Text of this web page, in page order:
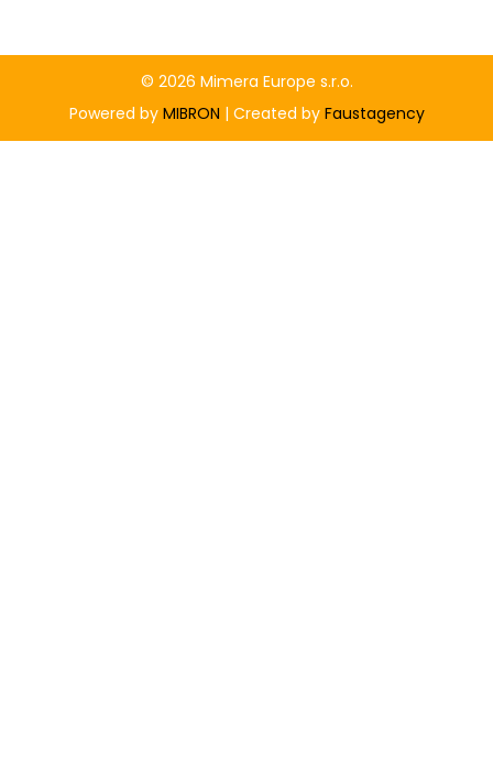
© 2026 Mimera Europe s.r.o.
Powered by MIBRON | Created by Faustagency